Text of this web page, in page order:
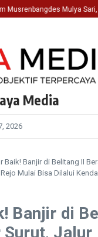
Musrenbangdes Mulya
Media
2026
Baik! Banjir di Belitang II
Mulai Bisa Dilalui
Banjir di
Surut, Jalur